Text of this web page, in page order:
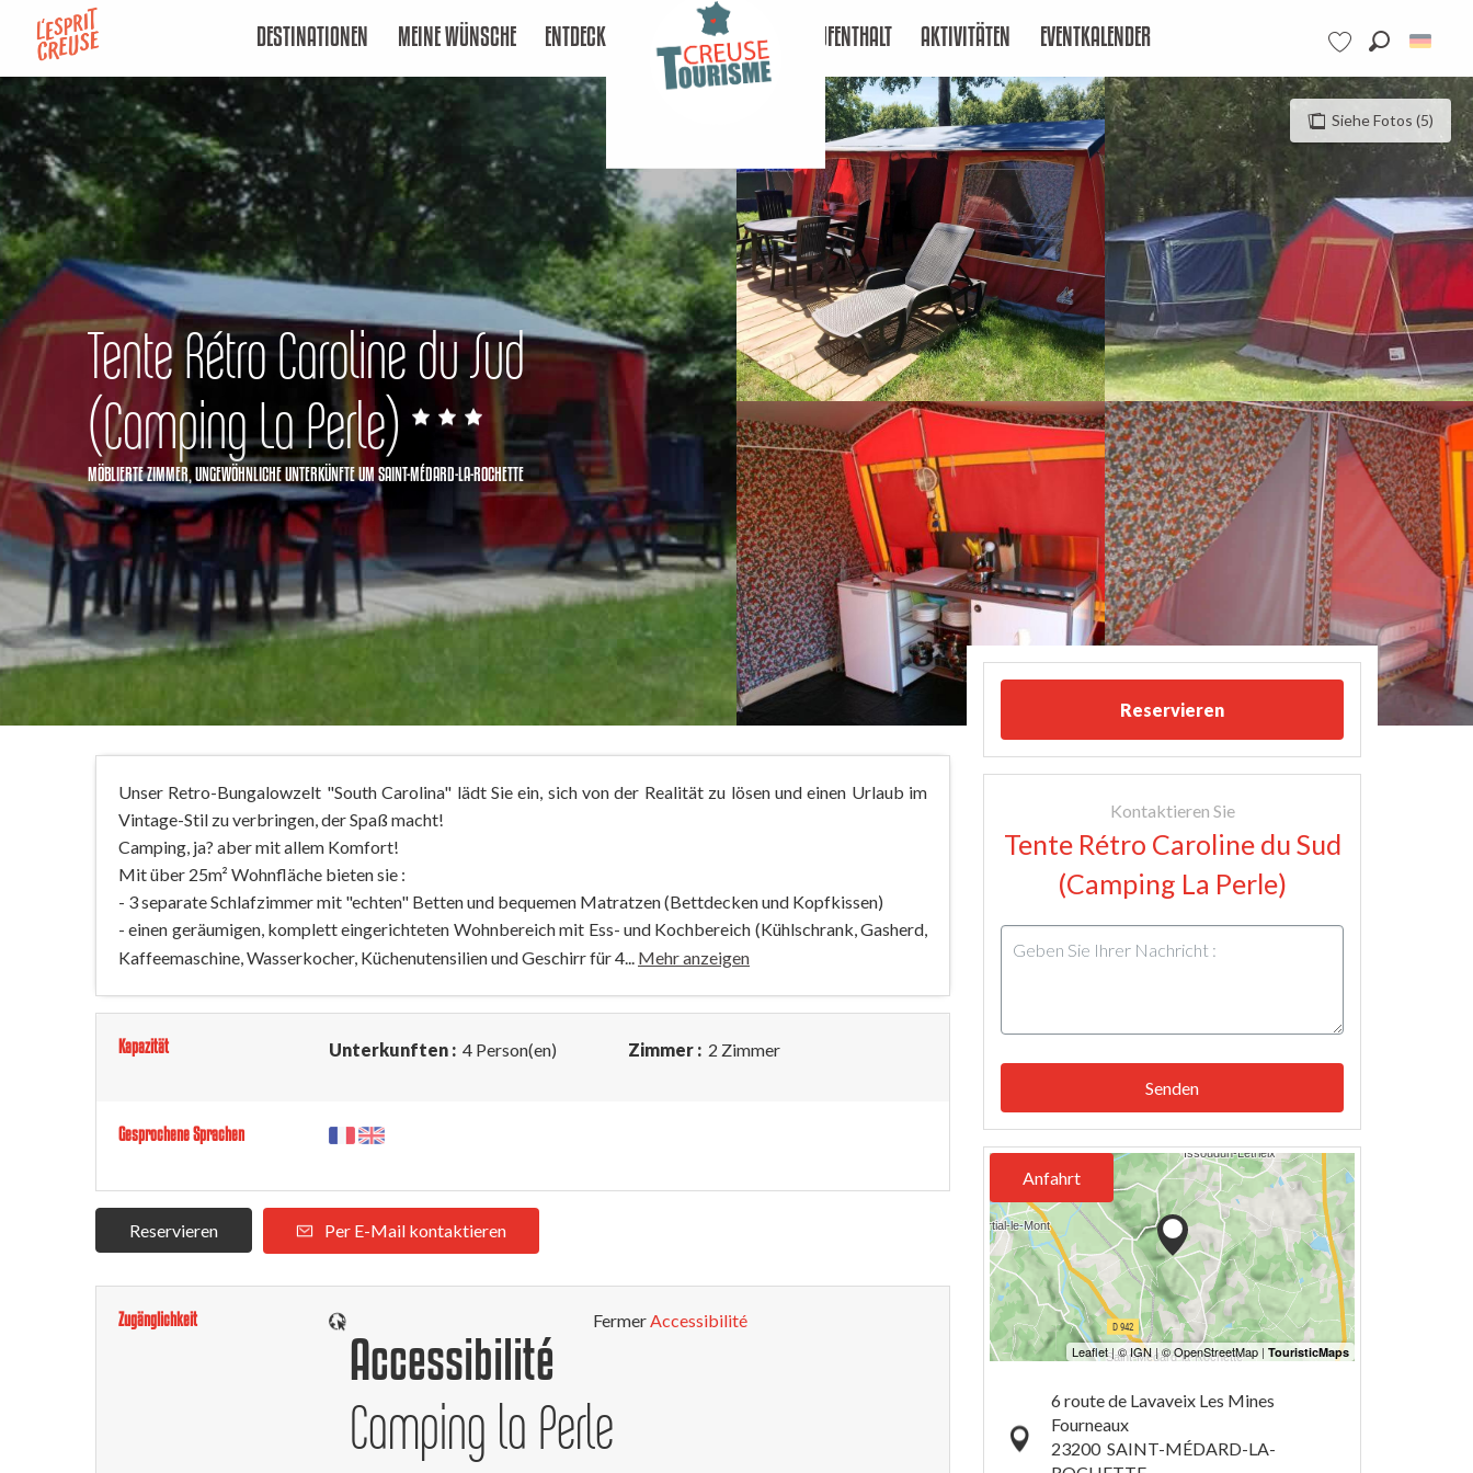
contenu
principal
Voir les favoris
DESTINATIONEN MEINE WÜNSCHE ENTDECKEN AUFENTHALT AKTIVITÄTEN EVENTKALENDER
Siehe Fotos (5)
Tente Rétro Caroline du Sud
(Camping La Perle)
MÖBLIERTE ZIMMER, UNGEWÖHNLICHE UNTERKÜNFTEUM SAINT-MÉDARD-LA-ROCHETTE
Unser Retro-Bungalowzelt "South Carolina" lädt Sie ein, sich von der Realität zu lösen und einen Urlaub im
Vintage-Stil zu verbringen, der Spaß macht!
Camping, ja? aber mit allem Komfort!
Mit über 25m² Wohnfläche bieten sie :
- 3 separate Schlafzimmer mit "echten" Betten und bequemen Matratzen (Bettdecken und Kopfkissen)
- einen geräumigen, komplett eingerichteten Wohnbereich mit Ess- und Kochbereich (Kühlschrank, Gasherd,
Kaffeemaschine, Wasserkocher, Küchenutensilien und Geschirr für 4... Mehr anzeigen
Kapazität Unterkunften : 4 Person(en) Zimmer : 2 Zimmer
Gesprochene Sprachen
Reservieren Per E-Mail kontaktieren
Zugänglichkeit Fermer
Accessibilité
Camping la Perle
Accessibilité
Reservieren
Kontaktieren Sie
Tente Rétro Caroline du Sud
(Camping La Perle)
Senden
Anfahrt
6 route de Lavaveix Les Mines
Fourneaux
23200 SAINT-MÉDARD-LA-